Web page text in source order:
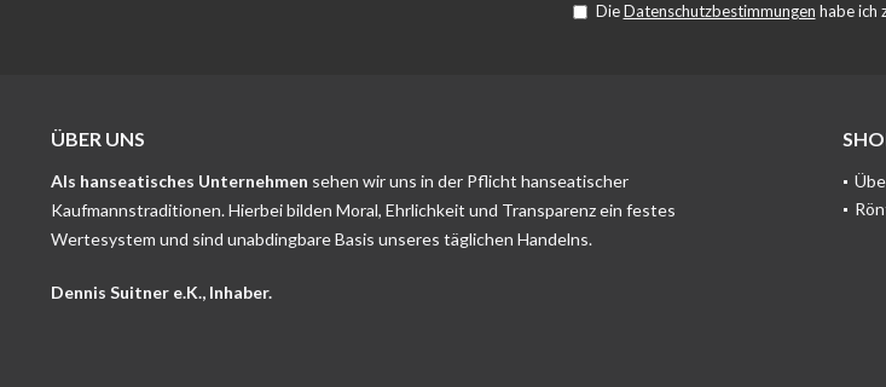
DieDatenschutzbestimmungen habe ich
ÜBER UNS
Als hanseatisches Unternehmen sehen wir uns in der Pflicht hanseatischer
Kaufmannstraditionen. Hierbei bilden Moral, Ehrlichkeit und Transparenz ein festes
Wertesystem und sind unabdingbare Basis unseres täglichen Handelns.
Dennis Suitner e.K., Inhaber.